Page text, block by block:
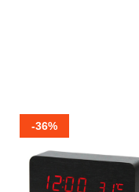
-36%